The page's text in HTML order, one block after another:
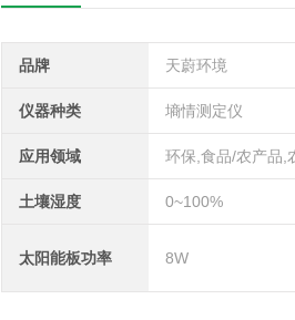
品牌 天蔚环境
仪器种类 墒情测定仪
应用领域 环保,食品/农产品,
土壤湿度 0~100%
太阳能板功率 8W